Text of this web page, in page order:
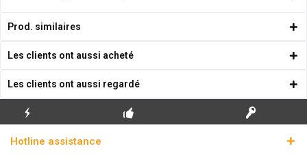
Prod. similaires
Les clients ont aussi acheté
Les clients ont aussi regardé
ÉCLAIR
Hotline assistance